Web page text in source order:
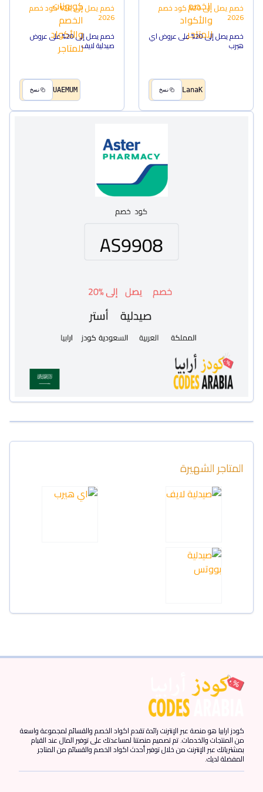
خصم يصل إلى 20% كود خصم
2026
خصم يصل إلى 20% على عروض اي
هيرب
LanaK نسخ
خصم يصل إلى 20% كود خصم
2026
خصم يصل إلى 20% على عروض
صيدلية لايف
UAEMUM نسخ
المتاجر الشهيرة
كودز ارابيا هو منصة عبر الإنترنت رائدة تقدم اكواد الخصم والقسائم لمجموعة واسعة
من المنتجات والخدمات. تم تصميم منصتنا لمساعدتك على توفير المال عند القيام
بمشترياتك عبر الإنترنت من خلال توفير أحدث اكواد الخصم والقسائم من المتاجر
المفضلة لديك.